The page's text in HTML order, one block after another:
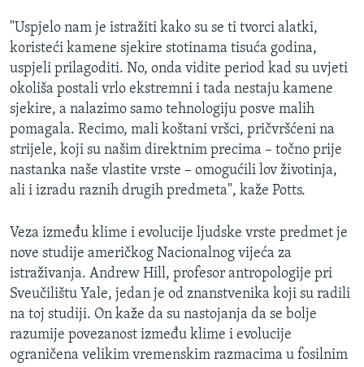
"Uspjelo nam je istražiti kako su se ti tvorci alatki,
koristeći kamene sjekire stotinama tisuća godina,
uspjeli prilagoditi. No, onda vidite period kad su uvjeti
okoliša postali vrlo ekstremni i tada nestaju kamene
sjekire, a nalazimo samo tehnologiju posve malih
pomagala. Recimo, mali koštani vršci, pričvršćeni na
strijele, koji su našim direktnim precima – točno prije
nastanka naše vlastite vrste – omogućili lov životinja,
ali i izradu raznih drugih predmeta", kaže Potts.
Veza između klime i evolucije ljudske vrste predmet je
nove studije američkog Nacionalnog vijeća za
istraživanja. Andrew Hill, profesor antropologije pri
Sveučilištu Yale, jedan je od znanstvenika koji su radili
na toj studiji. On kaže da su nastojanja da se bolje
razumije povezanost između klime i evolucije
ograničena velikim vremenskim razmacima u fosilnim